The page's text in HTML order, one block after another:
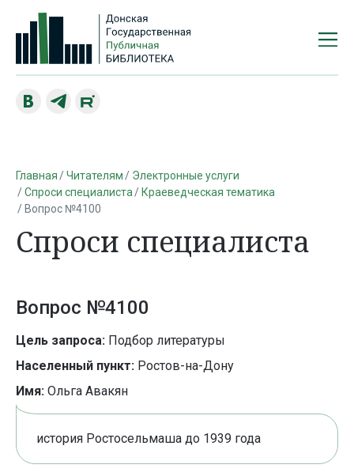
Главная Читателям
Электронные услуги
Спроси специалиста
Краеведческая тематика
Вопрос №4100
Спроси специалиста
Вопрос №4100
Цель запроса: Подбор литературы
Населенный пункт: Ростов-на-Дону
Имя: Ольга Авакян
история Ростосельмаша до 1939 года